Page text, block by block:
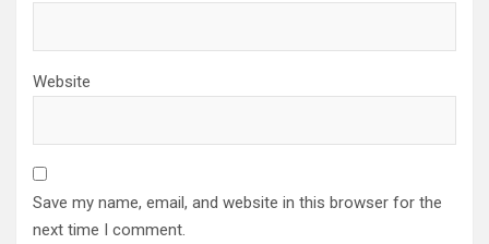
Website
Save my name, email, and website in this browser for the
next time I comment.